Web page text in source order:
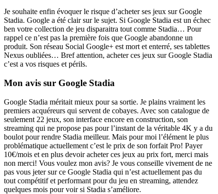
Je souhaite enfin évoquer le risque d’acheter ses jeux sur Google
Stadia. Google a été clair sur le sujet. Si Google Stadia est un échec
ben votre collection de jeu disparaitra tout comme Stadia… Pour
rappel ce n’est pas la première fois que Google abandonne un
produit. Son réseau Social Google+ est mort et enterré, ses tablettes
Nexus oubliées… Bref attention, acheter ces jeux sur Google Stadia
c’est a vos risques et périls.
Mon avis sur Google Stadia
Google Stadia méritait mieux pour sa sortie. Je plains vraiment les
premiers acquéreurs qui servent de cobayes. Avec son catalogue de
seulement 22 jeux, son interface encore en construction, son
streaming qui ne propose pas pour l’instant de la véritable 4K y a du
boulot pour rendre Stadia meilleur. Mais pour moi l’élément le plus
problématique actuellement c’est le prix de son forfait Pro! Payer
10€/mois et en plus devoir acheter ces jeux au prix fort, merci mais
non merci! Vous voulez mon avis? Je vous conseille vivement de ne
pas vous jeter sur ce Google Stadia qui n’est actuellement pas du
tout compétitif et performant pour du jeu en streaming, attendez
quelques mois pour voir si Stadia s’améliore.